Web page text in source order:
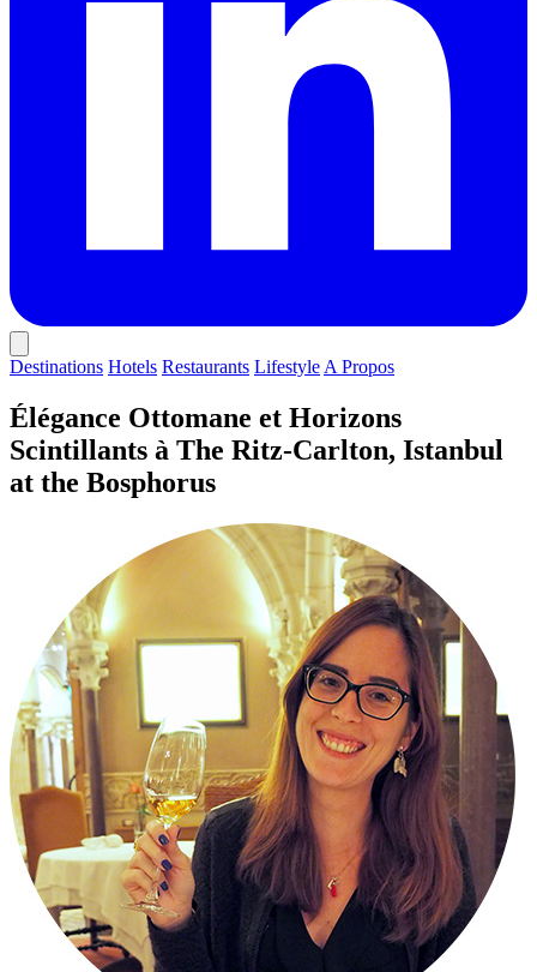
Destinations Hotels Restaurants Lifestyle A Propos
Élégance Ottomane et Horizons
Scintillants à The Ritz-Carlton, Istanbul
at the Bosphorus